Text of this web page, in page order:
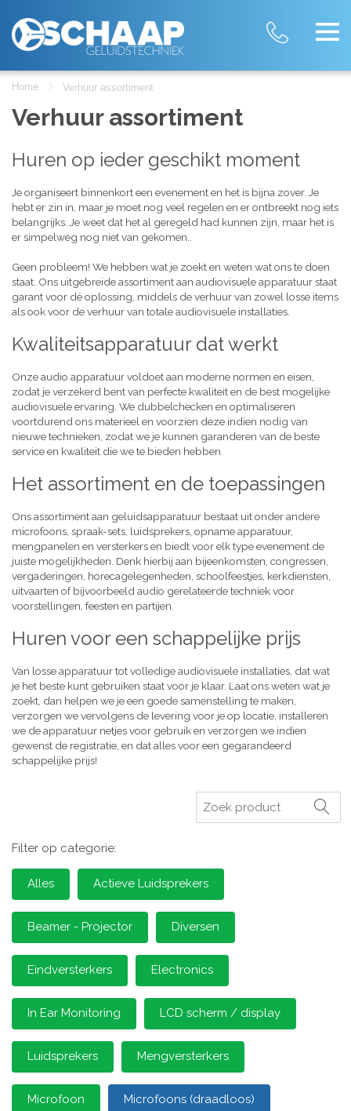
Home Verhuur assortiment
Verhuur assortiment
Huren op ieder geschikt moment
Je organiseert binnenkort een evenement en het is bijna zover. Je
hebt er zin in, maar je moet nog veel regelen en er ontbreekt nog iets
belangrijks. Je weet dat het al geregeld had kunnen zijn, maar het is
er simpelweg nog niet van gekomen..
Geen probleem! We hebben wat je zoekt en weten wat ons te doen
staat. Ons uitgebreide assortiment aan audiovisuele apparatuur staat
garant voor dé oplossing, middels de verhuur van zowel losse items
als ook voor de verhuur van totale audiovisuele installaties.
Kwaliteitsapparatuur dat werkt
Onze audio apparatuur voldoet aan moderne normen en eisen,
zodat je verzekerd bent van perfecte kwaliteit en de best mogelijke
audiovisuele ervaring. We dubbelchecken en optimaliseren
voortdurend ons materieel en voorzien deze indien nodig van
nieuwe technieken, zodat we je kunnen garanderen van de beste
service en kwaliteit die we te bieden hebben.
Het assortiment en de toepassingen
Ons assortiment aan geluidsapparatuur bestaat uit onder andere
microfoons, spraak-sets, luidsprekers, opname apparatuur,
mengpanelen en versterkers en biedt voor elk type evenement de
juiste mogelijkheden. Denk hierbij aan bijeenkomsten, congressen,
vergaderingen, horecagelegenheden, schoolfeestjes, kerkdiensten,
uitvaarten of bijvoorbeeld audio gerelateerde techniek voor
voorstellingen, feesten en partijen.
Huren voor een schappelijke prijs
Van losse apparatuur tot volledige audiovisuele installaties, dat wat
je het beste kunt gebruiken staat voor je klaar. Laat ons weten wat je
zoekt, dan helpen we je een goede samenstelling te maken,
verzorgen we vervolgens de levering voor je op locatie, installeren
we de apparatuur netjes voor gebruik en verzorgen we indien
gewenst de registratie, en dat alles voor een gegarandeerd
schappelijke prijs!
Zoeken
Filter op categorie:
Alles Actieve Luidsprekers
Beamer - Projector Diversen
Eindversterkers Electronics
In Ear Monitoring LCD scherm / display
Luidsprekers Mengversterkers
Microfoon Microfoons (draadloos)